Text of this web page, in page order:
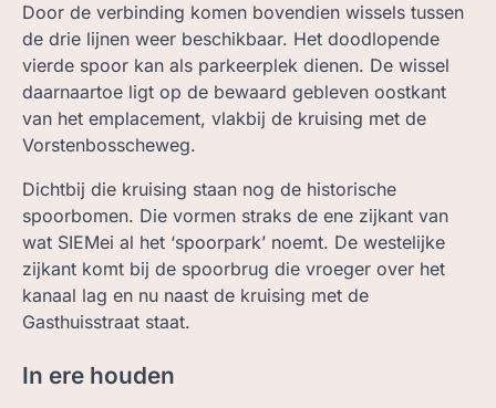
Door de verbinding komen bovendien wissels tussen
de drie lijnen weer beschikbaar. Het doodlopende
vierde spoor kan als parkeerplek dienen. De wissel
daarnaartoe ligt op de bewaard gebleven oostkant
van het emplacement, vlakbij de kruising met de
Vorstenbosscheweg.
Dichtbij die kruising staan nog de historische
spoorbomen. Die vormen straks de ene zijkant van
wat SIEMei al het ‘spoorpark’ noemt. De westelijke
zijkant komt bij de spoorbrug die vroeger over het
kanaal lag en nu naast de kruising met de
Gasthuisstraat staat.
In ere houden